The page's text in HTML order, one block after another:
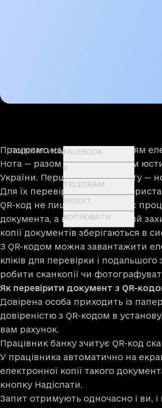
ПОДІЛИТИСЬFACEBOOK
X
TELEGRAM
REDDIT
КОПІЮВАТИ
Працюємо над впровадженням
Нота — разом з Міністерством
України. Перший етап проєкту —
Для їх перевірки можна
QR-код не лише пришвидшує
документа, а й надає надійний
копії документів зберігаються в
З QR-кодом можна завантажити
кліків для перевірки і
робити сканкопії чи
Як перевірити документ з QR-
Довірена особа приходить із
довіреністю з QR-кодом в
вам рахунок.
Працівник банку зчитує QR-код
У працівника автоматично на
електронної копії такого
кнопку Надіслати.
Запит отримують одночасно і ви, і